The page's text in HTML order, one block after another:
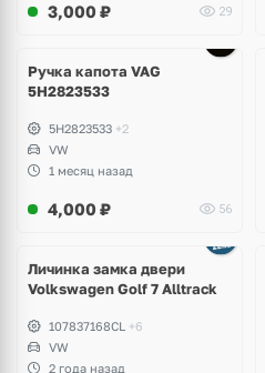
3,000 ₽ 29
Ручка капота VAG
5H2823533
5H2823533 +2
VW
1 месяц назад
4,000 ₽ 56
Личинка замка двери
Volkswagen Golf 7 Alltrack
107837168CL
+6
VW
2 года назад